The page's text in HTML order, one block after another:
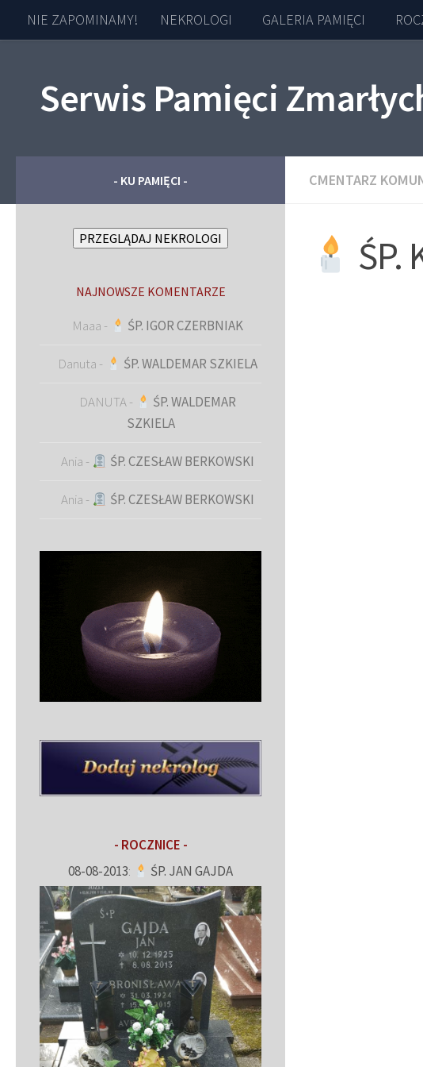
Skip to content
NIE ZAPOMINAMY! NEKROLOGI GALERIA PAMIĘCI
Serwis Pamięci
CMENTARZ
ŚP.
- KU PAMIĘCI -
PRZEGLĄDAJ NEKROLOGI
NAJNOWSZE KOMENTARZE
Maaa - ŚP. IGOR CZERBNIAK
Danuta - ŚP. WALDEMAR SZKIELA
DANUTA-
ŚP. WALDEMAR
SZKIELA
Ania - ŚP. CZESŁAW BERKOWSKI
Ania - ŚP. CZESŁAW BERKOWSKI
- ROCZNICE -
08-08-2013: ŚP. JAN GAJDA